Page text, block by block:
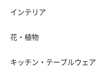
インテリア
花・植物
キッチン・テーブルウェア